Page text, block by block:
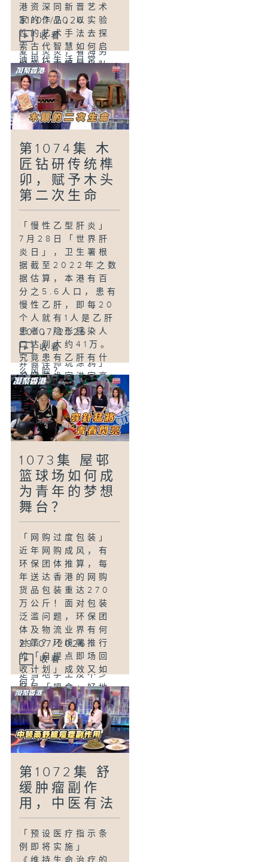
「青BB与看海男-
寻觅深涌的隐世草
原」
夏日炎炎，看海男
抛开城市繁嚣！从
西沙乘快艇出发，
到访隐世秘境—深
涌，展开客家风味
之旅！在分岔路口
遇上深涌导赏员
Vincci，随她发现
百年历史的「三王
来朝小堂」；再走
进客家村落，亲手
揉制传统客家茶
粿，峻B被「真材实
料」的围村特色客
家菜深深打动。
港资深同新晋艺术
家的作品，以实验
性的艺术手法去探
索古代智慧如何启
迪现代生活日常。
「压力要释放，校
园陪你讲」
「陪我讲」精神健
康推广和公众教育
对心理健康的了
解。计划今年以
《陪你‧讲》为主
题，走访全港50间
9,000 名学生，透
过提升学生的同理
心，打破精神健康
的污名化与沉默循
环，建立一个「人
人都能开口讲」、
鼓励互相聆听与分
享的校园文化。
「双轨人生Plus -
弃做律师玩涂鸦」
涂鸦艺术家洪家豪
Billy，大学主修法
律，却放下安稳前
途，转投艺术事
业，更凭独特风格
在国际舞台上打响
名堂。而他亦同时
兼任教育管理工
作，用自身的学历
与经历，教导学生
艺术与辩论。
31/07/2026
收看
第1074集 木
匠钻研传统榫
卯，赋予木头
第二次生命
「慢性乙型肝炎」
7月28日「世界肝
炎日」，卫生署根
据截至2022年之数
据估算，本港有百
分之5.6人口，患有
慢性乙肝，即每20
个人就有1人是乙肝
患者，隐形感染人
口达到大约41万。
究竟患有乙肝有什
么风险？
「木头的二次生
命」
有木匠认为木头是
有生命的，它们不
结，于是透过订制
家具和木工教学，
赋予木头第二次生
命，花了大量时间
钻研上百种传统榫
祖宗的智慧，用现
代的方式纪录、传
承下去。
「香港美食-民生美
食关注组-白田邨搵
食篇」
白田邨除了是一个
公共屋邨之外，亦
有几个旧式广场，
是当地学生及不少
区民「搵食」好地
方！我们会走访这
些特式商场，试食
近年在网络上热话
的手工鱼肉烧卖，
亦会试食学生时代
必食的手撕鸡饭，
配上自家辣菜圃及
台山煎饺子，绝对
是最佳享受。
30/07/2026
收看
1073集 屋邨
篮球场如何成
为青年的梦想
舞台？
「网购过度包装」
近年网购成风，有
环保团体推算，每
年送达香港的网购
货品包装重达270
万公斤！面对包装
泛滥问题，环保团
体及物流业界有何
对策？环境署推行
的「自提点即场回
收计划」成效又如
何？
「穿针猛将，青春
闪亮」
为13至18岁公共屋
邨基层青年等提供
台的《邨
JUMP！》屋邨篮
球联赛及训练计
届赛事，究竟计划
如何发掘青少年的
潜能，协助成长发
29/07/2026
收看
第1072集 舒
缓肿瘤副作
用，中医有法
「预设医疗指示条
例即将实施」